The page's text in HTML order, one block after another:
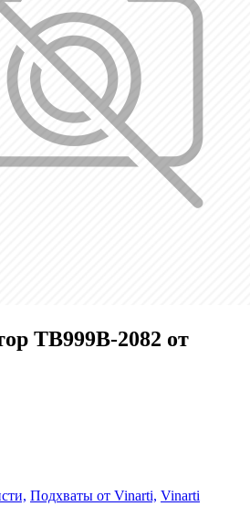
TB999B-2082 от
Подхваты от Vinarti, Vinarti